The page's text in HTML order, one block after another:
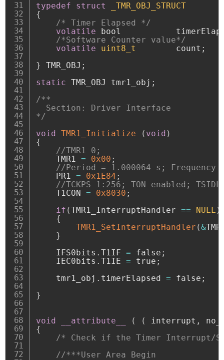
typedef
struct
_TMR_OBJ_STRUCT
{
/* Timer Elapsed */
volatile bool
/*Software Counter value*/
volatile
uint8_t
        count
;
} TMR_OBJ ;
static TMR_OBJ tmr1_obj ;
/**
  Section: Driver Interface
*/
void
TMR1_Initialize ( void )
{
//TMR1 0;
    TMR1
= 0x00 ;
//Period = 1.000064 s; Frequency
    PR1
= 0x1E84 ;
//TCKPS 1:256; TON enabled;
    T1CON
= 0x8030 ;
if (TMR1_InterruptHandler == NULL )
{
TMR1_SetInterruptHandler (&
}
    IFS0bits
. T1IF = false ;
    IEC0bits
. T1IE = true ;
    tmr1_obj
. timerElapsed = false ;
}
void __attribute__ ( ( interrupt ,
{
/* Check if the Timer Interrupt/
//***User Area Begin